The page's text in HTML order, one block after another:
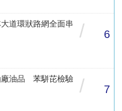
道環狀路網全面串
/ 6
廠油品 苯駢芘檢驗
/ 7